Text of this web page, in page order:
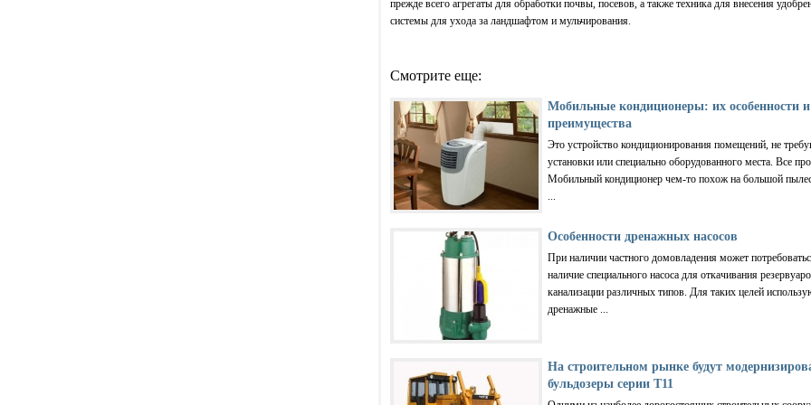
прежде всего агрегаты для обработки почвы, посевов, а также техника для внесения
системы для ухода за ландшафтом и мульчирования.
Смотрите еще:
Мобильные кондиционеры: их особенности и
преимущества
Это устройство кондиционирования помещений, не
установки или специально оборудованного места. Все
Мобильный кондиционер чем-то похож на большой
Особенности дренажных насосов
При наличии частного домовладения может
наличие специального насоса для откачивания
канализации различных типов. Для таких целей
дренажные ...
На строительном рынке будут
бульдозеры серии Т11